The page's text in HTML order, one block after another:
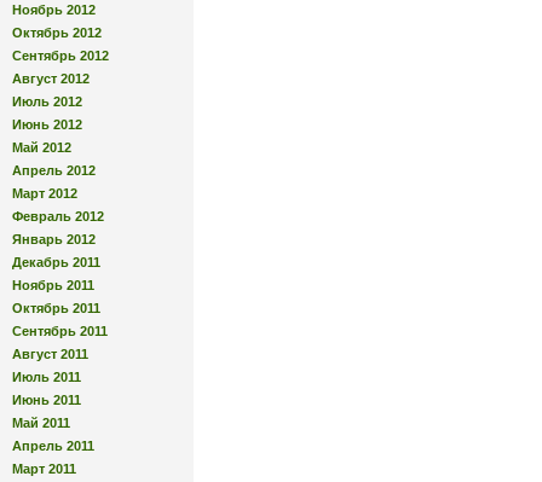
Ноябрь 2012
Октябрь 2012
Сентябрь 2012
Август 2012
Июль 2012
Июнь 2012
Май 2012
Апрель 2012
Март 2012
Февраль 2012
Январь 2012
Декабрь 2011
Ноябрь 2011
Октябрь 2011
Сентябрь 2011
Август 2011
Июль 2011
Июнь 2011
Май 2011
Апрель 2011
Март 2011